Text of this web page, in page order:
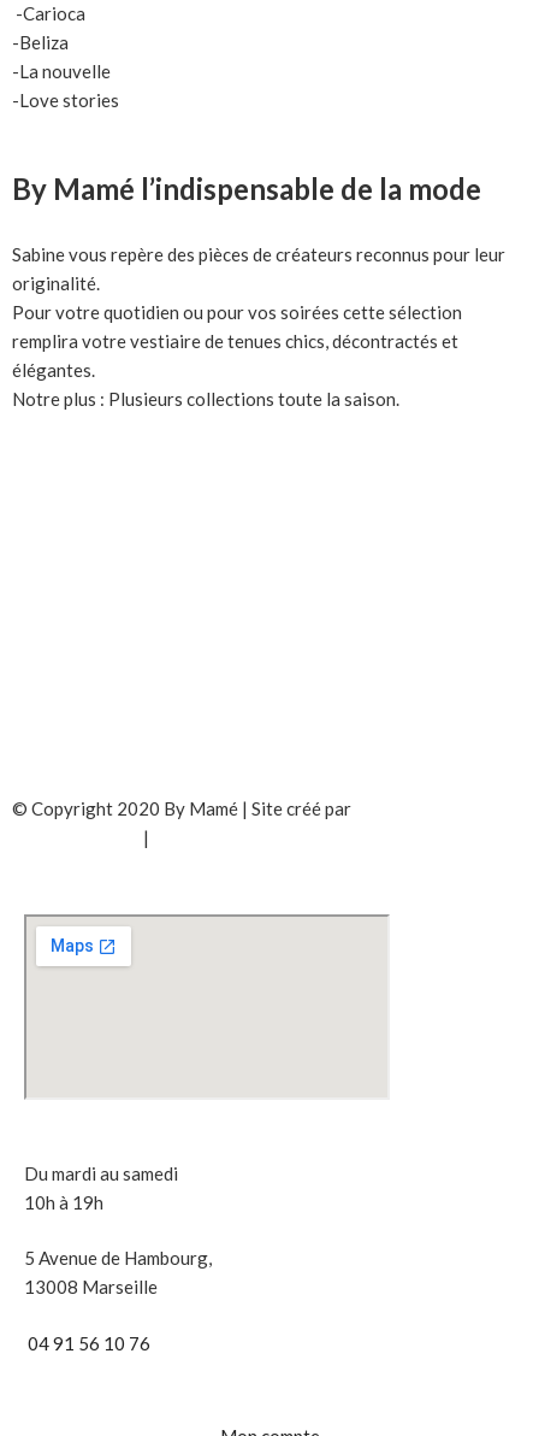
-Carioca
-Beliza
-La nouvelle
-Love stories
By Mamé l’indispensable de la mode
Sabine vous repère des pièces de créateurs reconnus pour leur
originalité.
Pour votre quotidien ou pour vos soirées cette sélection
remplira votre vestiaire de tenues chics, décontractés et
élégantes.
Notre plus : Plusieurs collections toute la saison.
© Copyright 2020 By Mamé | Site créé par
|
Du mardi au samedi
10h à 19h
5 Avenue de Hambourg,
13008 Marseille
04 91 56 10 76